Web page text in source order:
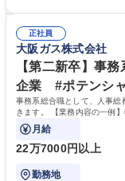
無/年休123日
得出来ております！ 【
を一律支給！ ■管理業務主任者資格取得後には50,000円/月の手当あり！
学歴・資格 学歴：大学
一種運転免許普通自動車
正社員
大阪ガス株式会社
【第二新卒】事
企業 #ポテンシ
事務系総合職として、人事
きます。 【業務内容の一例
門の企画スタッフ、ルート営業
月給
22万7000円以上
勤務地